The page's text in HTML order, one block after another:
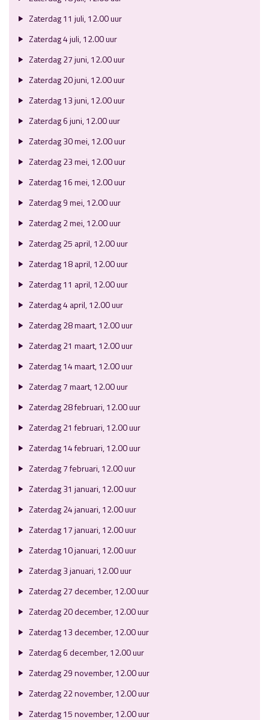
Zaterdag 11 juli, 12.00 uur
Zaterdag 4 juli, 12.00 uur
Zaterdag 27 juni, 12.00 uur
Zaterdag 20 juni, 12.00 uur
Zaterdag 13 juni, 12.00 uur
Zaterdag 6 juni, 12.00 uur
Zaterdag 30 mei, 12.00 uur
Zaterdag 23 mei, 12.00 uur
Zaterdag 16 mei, 12.00 uur
Zaterdag 9 mei, 12.00 uur
Zaterdag 2 mei, 12.00 uur
Zaterdag 25 april, 12.00 uur
Zaterdag 18 april, 12.00 uur
Zaterdag 11 april, 12.00 uur
Zaterdag 4 april, 12.00 uur
Zaterdag 28 maart, 12.00 uur
Zaterdag 21 maart, 12.00 uur
Zaterdag 14 maart, 12.00 uur
Zaterdag 7 maart, 12.00 uur
Zaterdag 28 februari, 12.00 uur
Zaterdag 21 februari, 12.00 uur
Zaterdag 14 februari, 12.00 uur
Zaterdag 7 februari, 12.00 uur
Zaterdag 31 januari, 12.00 uur
Zaterdag 24 januari, 12.00 uur
Zaterdag 17 januari, 12.00 uur
Zaterdag 10 januari, 12.00 uur
Zaterdag 3 januari, 12.00 uur
Zaterdag 27 december, 12.00 uur
Zaterdag 20 december, 12.00 uur
Zaterdag 13 december, 12.00 uur
Zaterdag 6 december, 12.00 uur
Zaterdag 29 november, 12.00 uur
Zaterdag 22 november, 12.00 uur
Zaterdag 15 november, 12.00 uur